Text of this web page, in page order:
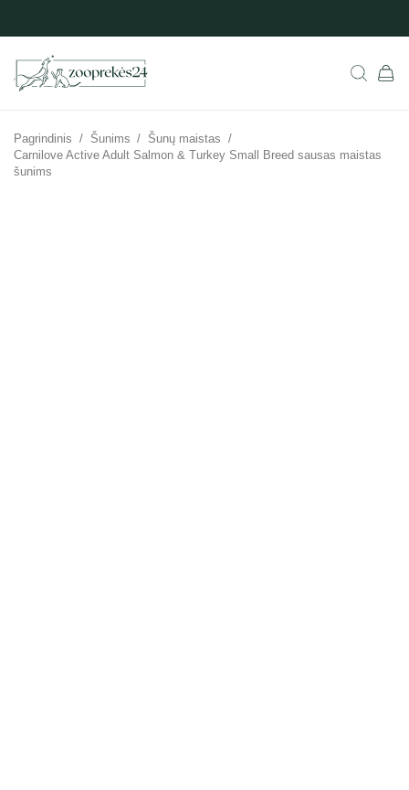
Pagrindinis / Šunims / Šunų maistas /
Carnilove Active Adult Salmon & Turkey Small Breed sausas maistas
šunims